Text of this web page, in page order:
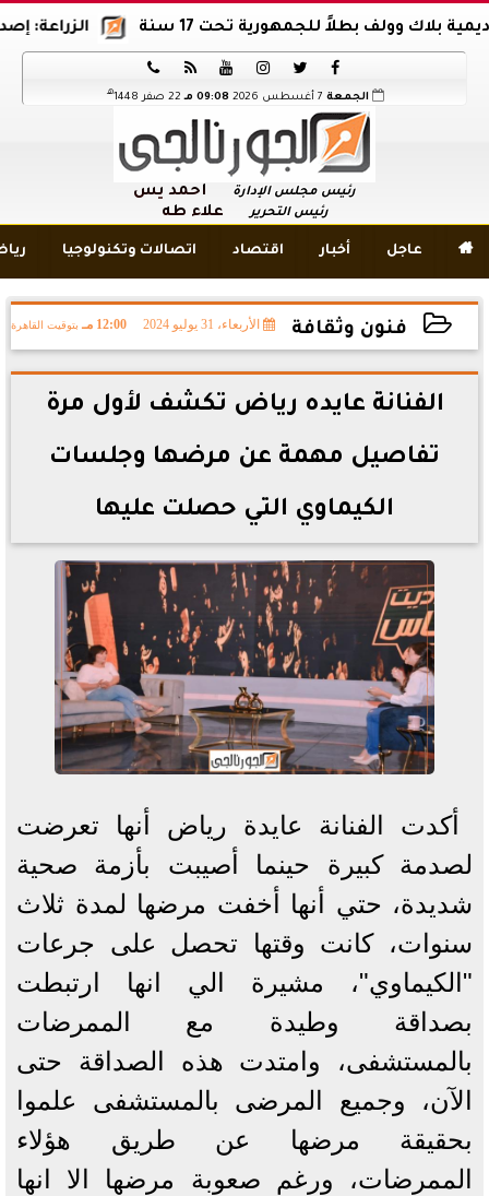
الزراعة: إصدار 12 ألف موافقة وتصريح بالمبيدات خلال 6 شهور بطلاً للجمهورية تحت 17 سنة






الجمعة 09:08 مـ 22 صفر 1448 هـ
رئيس مجلس الإدارة أحمد يس
رئيس التحرير علاء طه
 عاجل أخبار اقتصاد اتصالات وتكنولوجيا
فنون وثقافة الأربعاء، 31 يوليو 2024 12:00 مـ بتوقيت القاهرة
2024-07-31 12:00:44
الفنانة عايده رياض تكشف لأول مرة
تفاصيل مهمة عن مرضها وجلسات
الكيماوي التي حصلت عليها
أكدت الفنانة عايدة رياض أنها تعرضت
لصدمة كبيرة حينما أصيبت بأزمة صحية
شديدة، حتي أنها أخفت مرضها لمدة ثلاث
سنوات، كانت وقتها تحصل على جرعات
"الكيماوي"، مشيرة الي انها ارتبطت
بصداقة وطيدة مع الممرضات
بالمستشفى، وامتدت هذه الصداقة حتى
الآن، وجميع المرضى بالمستشفى علموا
بحقيقة مرضها عن طريق هؤلاء
الممرضات، ورغم صعوبة مرضها الا انها